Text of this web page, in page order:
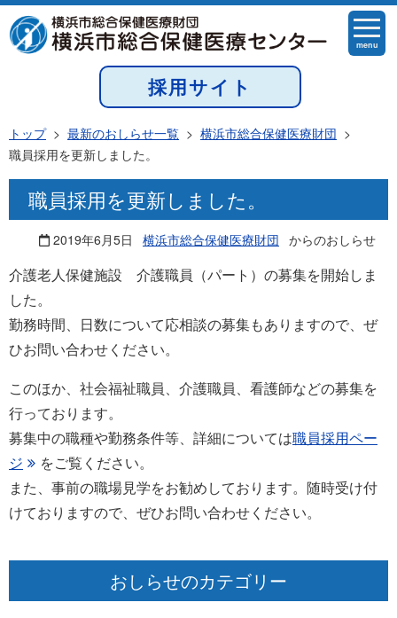
menu
採用サイト
トップ> 最新のおしらせ一覧 > 横浜市総合保健医療財団 >
職員採用を更新しました。
職員採用を更新しました。
2019年6月5日 横浜市総合保健医療財団 からのおしらせ
介護老人保健施設 介護職員（パート）の募集を開始しま
した。
勤務時間、日数について応相談の募集もありますので、ぜ
ひお問い合わせください。
このほか、社会福祉職員、介護職員、看護師などの募集を
行っております。
募集中の職種や勤務条件等、詳細については職員採用ペー
ジ
をご覧ください。
また、事前の職場見学をお勧めしております。随時受け付
けておりますので、ぜひお問い合わせください。
おしらせのカテゴリー